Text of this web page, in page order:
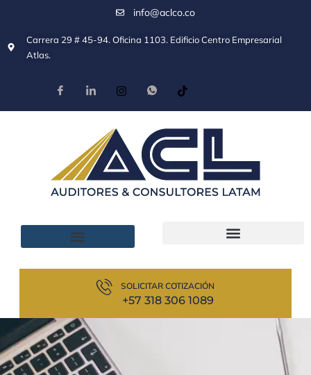
info@aclco.co
Carrera 29 # 45-94. Oficina 1103. Edificio Centro Empresarial
Atlas.
SOLICITAR COTIZACIÓN
+57 318 306 1089